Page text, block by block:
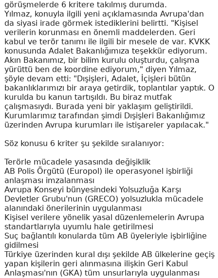
görüşmelerde 6 kritere takılmış durumda.
Yılmaz, konuyla ilgili yeni açıklamasında Avrupa'dan
da siyasi irade görmek istediklerini belirtti. "Kişisel
verilerin korunması en önemli maddelerden. Geri
kabul ve terör tanımı ile ilgili bir mesele de var. KVKK
konusunda Adalet Bakanlığımıza teşekkür ediyorum.
Akın Bakanımız, bir bilim kurulu oluşturdu, çalışma
yürüttü ben de koordine ediyorum," diyen Yılmaz,
şöyle devam etti: "Dışişleri, Adalet, İçişleri bütün
bakanlıklarımızı bir araya getirdik, toplantılar yaptık. O
kurulda bu kanun tartışıldı. Bu biraz mutfak
çalışmasıydı. Burada yeni bir yaklaşım geliştirildi.
Kurumlarımız tarafından şimdi Dışişleri Bakanlığımız
üzerinden Avrupa kurumları ile istişareler yapılacak."
Söz konusu 6 kriter şu şekilde sıralanıyor:
Terörle mücadele yasasında değişiklik
AB Polis Örgütü (Europol) ile operasyonel işbirliği
anlaşması imzalanması
Avrupa Konseyi bünyesindeki Yolsuzluğa Karşı
Devletler Grubu'nun (GRECO) yolsuzlukla mücadele
alanındaki önerilerinin uygulanması
Kişisel verilere yönelik yasal düzenlemelerin Avrupa
standartlarıyla uyumlu hale getirilmesi
Suç bağlantılı konularda tüm AB üyeleriyle işbirliğine
gidilmesi
Türkiye üzerinden kural dışı şekilde AB ülkelerine geçiş
yapan kişilerin geri alınmasına ilişkin Geri Kabul
Anlaşması'nın (GKA) tüm unsurlarıyla uygulanması